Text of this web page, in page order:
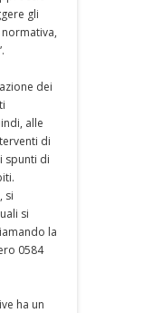
gli
dei
alle
di
spunti di
si
si
la
0584
ha un